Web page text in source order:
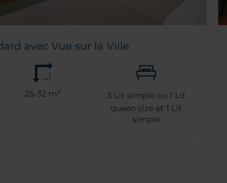
avec Vue sur la Ville
25-32 m² 3 Lit simple ou 1 Lit
queen size et 1 Lit
simple